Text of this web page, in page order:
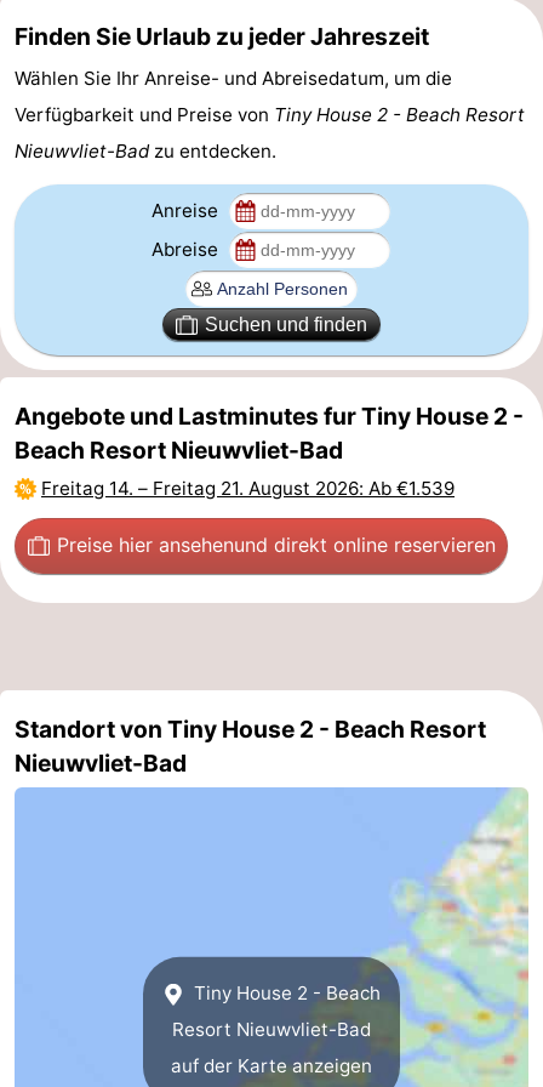
Forum
Route
-
Parken
Reisebuchshop
Zeeland
Walcheren
-
Veere
-
Vlissingen
-
Middelburg
Zeeuws-
Retranchement
Finden Sie Urlaub zu jeder Jahreszeit
Wählen Sie Ihr Anreise- und Abreisedatum, um die
Verfügbarkeit und Preise von Tiny House 2 - Beach Resort
Nieuwvliet-Badzu entdecken.
Anreise
Abreise
Suchen und finden
Angebote und Lastminutes fur Tiny House 2 -
Beach Resort Nieuwvliet-Bad
Freitag 14. – Freitag 21. August 2026: Ab €1.539
Preise hier ansehenund direkt online reservieren
Standort von Tiny House 2 - Beach Resort
Nieuwvliet-Bad
Tiny House 2 - Beach
Resort Nieuwvliet-Bad
auf der Karte anzeigen